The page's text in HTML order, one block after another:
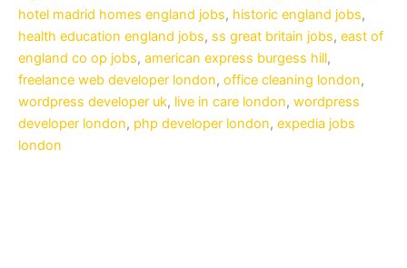
hotel madrid homes england jobs, historic england jobs,
health education england jobs, ss great britain jobs, east of
england co op jobs, american express burgess hill,
freelance web developer london, office cleaning london,
wordpress developer uk, live in care london, wordpress
developer london, php developer london, expedia jobs
london